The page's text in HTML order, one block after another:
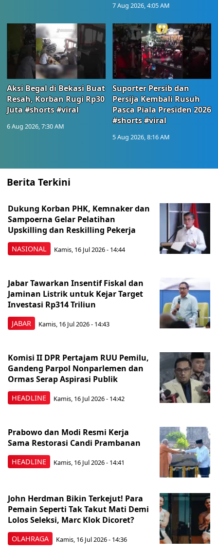
7 Aug 2026, 4:05 AM
Aksi Begal di Bekasi Buat
Resah, Korban Rugi Rp30
Juta #shorts #viral
6 Aug 2026, 7:30 AM
Suporter Persib dan
Persija Kembali Rusuh
Pasca Piala Presiden 2026
#shorts #viral
5 Aug 2026, 8:16 AM
Berita Terkini
NASIONAL
Dukung Korban PHK, Kemnaker dan
Sampoerna Gelar Pelatihan
Upskilling dan Reskilling Pekerja
Kamis, 16 Jul 2026 - 14:44
JABAR
Jabar Tawarkan Insentif Fiskal dan
Jaminan Listrik untuk Kejar Target
Investasi Rp314 Triliun
Kamis, 16 Jul 2026 - 14:43
HEADLINE
Komisi II DPR Pertajam RUU Pemilu,
Gandeng Parpol Nonparlemen dan
Ormas Serap Aspirasi Publik
Kamis, 16 Jul 2026 - 14:42
HEADLINE
Prabowo dan Modi Resmi Kerja
Sama Restorasi Candi Prambanan
Kamis, 16 Jul 2026 - 14:41
OLAHRAGA
John Herdman Bikin Terkejut! Para
Pemain Seperti Tak Takut Mati Demi
Lolos Seleksi, Marc Klok Dicoret?
Kamis, 16 Jul 2026 - 14:36